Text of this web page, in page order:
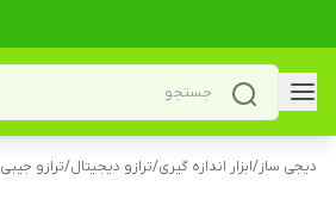
دیجی ساز/ابزار اندازه گیری/ترازو دیجیتال/ترازو جیبی